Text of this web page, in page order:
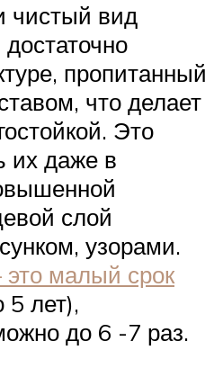
чистый вид
пропитанный
что делает
Это
их даже в
слой
узорами.
это малый срок
5 лет),
до 6 -7 раз.